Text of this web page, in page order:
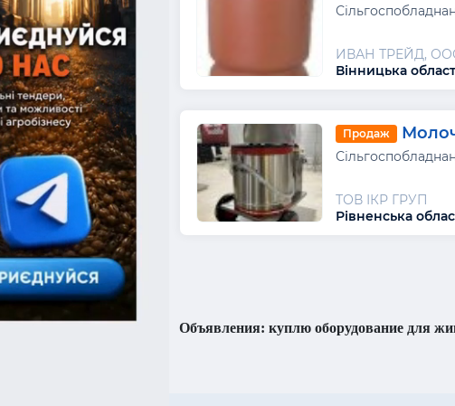
ИВАН ТРЕЙД,
Вінницька
Продаж
ТОВ ІКР ГРУП
Рівненська
Объявления: куплю оборудование для